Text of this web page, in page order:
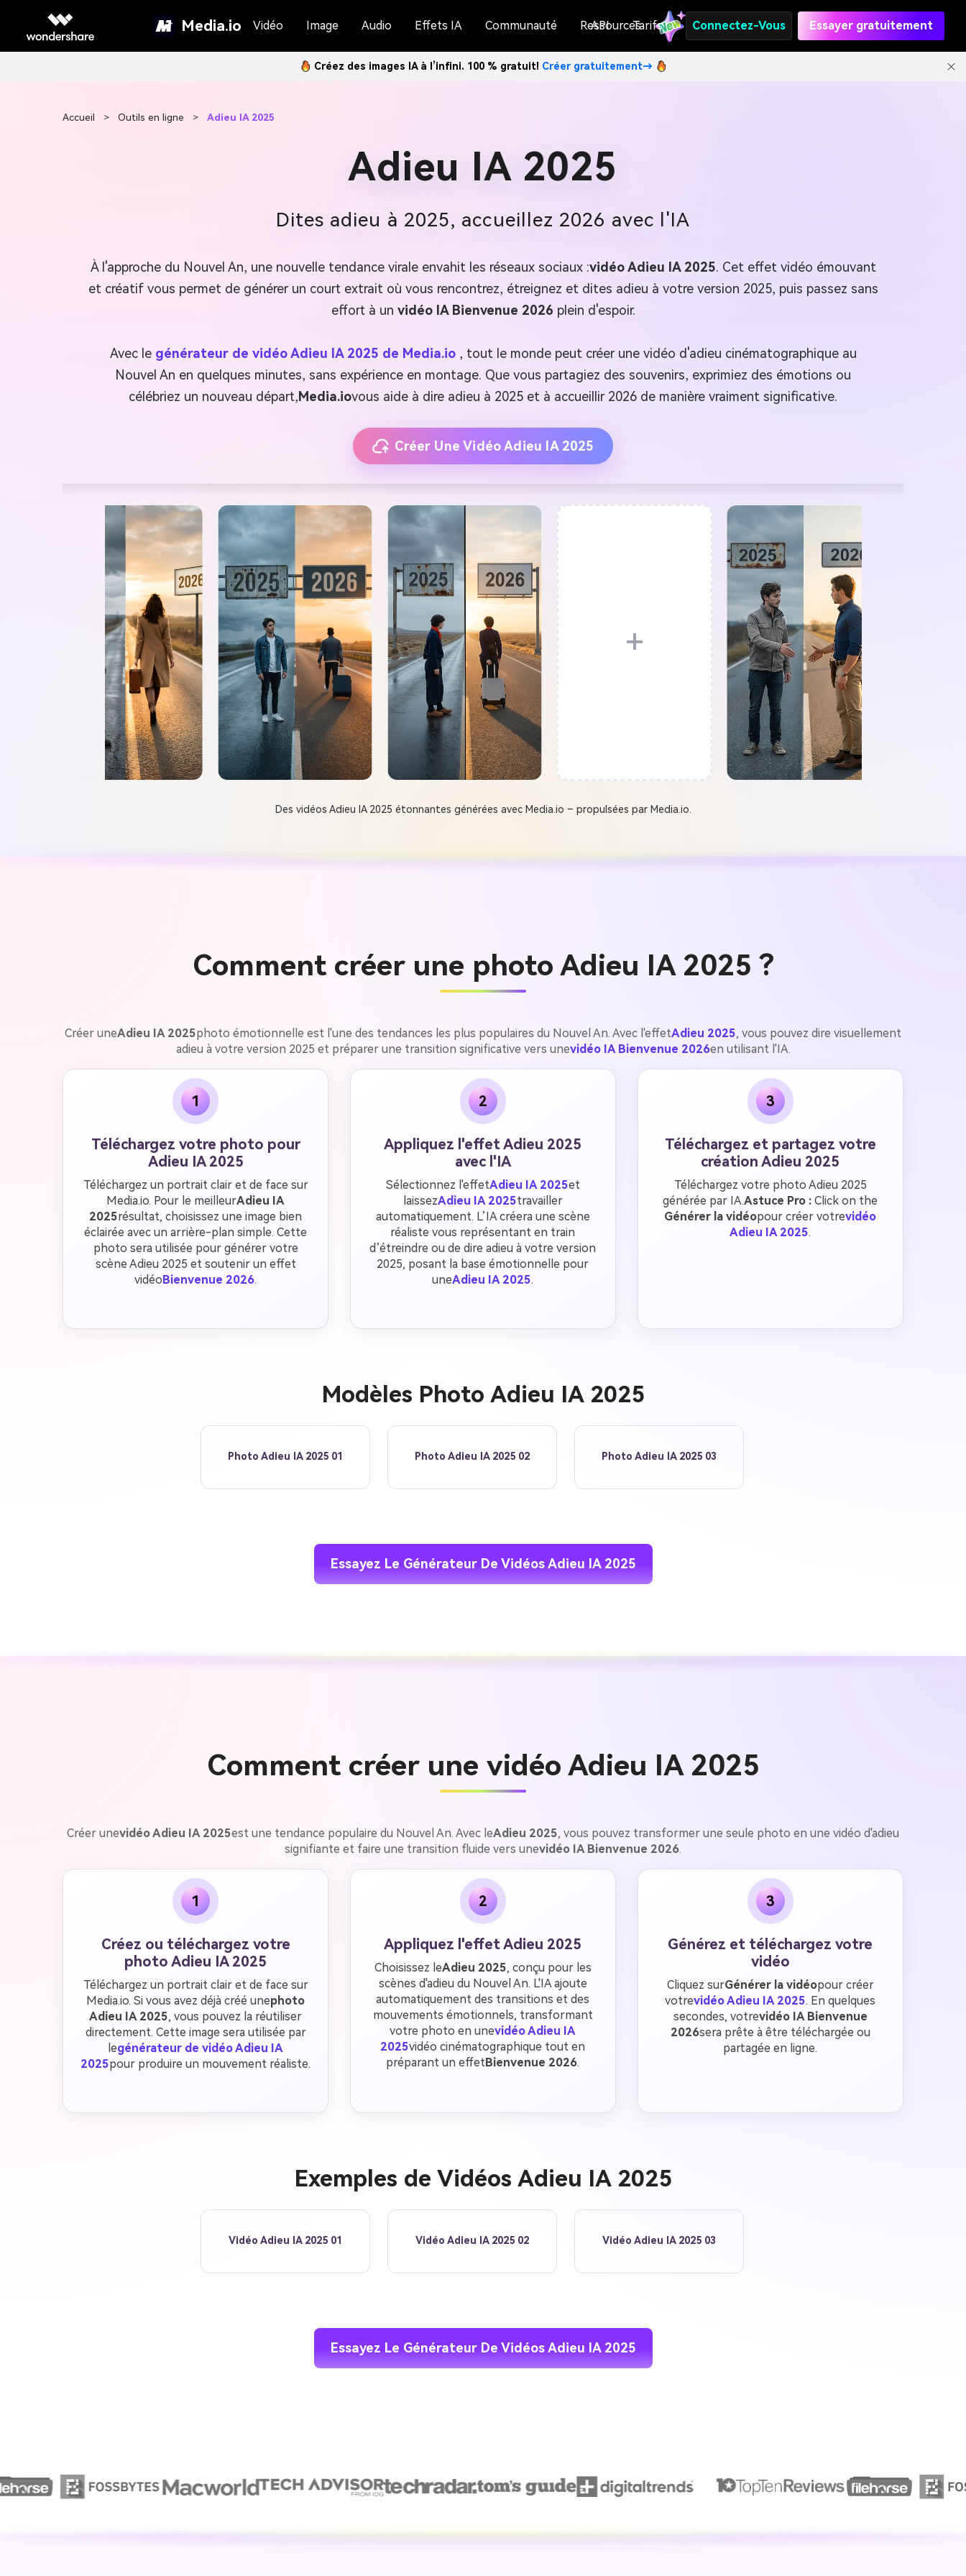
Media.io Vidéo Image Audio Effets IA Communauté Ressources
API Tarifs Connectez-Vous Essayer gratuitement
Créez des images IA à l’infini. 100 % gratuit! Créer gratuitement→
Accueil > Outils en ligne > Adieu IA 2025
Adieu IA 2025
Dites adieu à 2025, accueillez 2026 avec l'IA
À l'approche du Nouvel An, une nouvelle tendance virale envahit les réseaux sociaux :vidéo Adieu IA 2025. Cet effet vidéo émouvant
et créatif vous permet de générer un court extrait où vous rencontrez, étreignez et dites adieu à votre version 2025, puis passez sans
effort à un vidéo IA Bienvenue 2026 plein d'espoir.
Avec le générateur de vidéo Adieu IA 2025 de Media.io , tout le monde peut créer une vidéo d'adieu cinématographique au
Nouvel An en quelques minutes, sans expérience en montage. Que vous partagiez des souvenirs, exprimiez des émotions ou
célébriez un nouveau départ,Media.iovous aide à dire adieu à 2025 et à accueillir 2026 de manière vraiment significative.
Créer Une Vidéo Adieu IA 2025
+
Des vidéos Adieu IA 2025 étonnantes générées avec Media.io – propulsées par Media.io.
Comment créer une photo Adieu IA 2025 ?
Créer uneAdieu IA 2025photo émotionnelle est l'une des tendances les plus populaires du Nouvel An. Avec l'effetAdieu 2025, vous pouvez dire visuellement
adieu à votre version 2025 et préparer une transition significative vers unevidéo IA Bienvenue 2026en utilisant l'IA.
1
Téléchargez votre photo pour
Adieu IA 2025
Téléchargez un portrait clair et de face sur
Media.io. Pour le meilleurAdieu IA
2025résultat, choisissez une image bien
éclairée avec un arrière-plan simple. Cette
photo sera utilisée pour générer votre
scène Adieu 2025 et soutenir un effet
vidéoBienvenue 2026.
2
Appliquez l'effet Adieu 2025
avec l'IA
Sélectionnez l'effetAdieu IA 2025et
laissezAdieu IA 2025travailler
automatiquement. L’IA créera une scène
réaliste vous représentant en train
d’étreindre ou de dire adieu à votre version
2025, posant la base émotionnelle pour
uneAdieu IA 2025.
3
Téléchargez et partagez votre
création Adieu 2025
Téléchargez votre photo Adieu 2025
générée par IA.Astuce Pro : Click on the
Générer la vidéopour créer votrevidéo
Adieu IA 2025.
Modèles Photo Adieu IA 2025
Photo Adieu IA 2025 01 Photo Adieu IA 2025 02 Photo Adieu IA 2025 03
Essayez Le Générateur De Vidéos Adieu IA 2025
Comment créer une vidéo Adieu IA 2025
Créer unevidéo Adieu IA 2025est une tendance populaire du Nouvel An. Avec leAdieu 2025, vous pouvez transformer une seule photo en une vidéo d'adieu
signifiante et faire une transition fluide vers unevidéo IA Bienvenue 2026.
1
Créez ou téléchargez votre
photo Adieu IA 2025
Téléchargez un portrait clair et de face sur
Media.io. Si vous avez déjà créé unephoto
Adieu IA 2025, vous pouvez la réutiliser
directement. Cette image sera utilisée par
legénérateur de vidéo Adieu IA
2025pour produire un mouvement réaliste.
2
Appliquez l'effet Adieu 2025
Choisissez leAdieu 2025, conçu pour les
scènes d'adieu du Nouvel An. L'IA ajoute
automatiquement des transitions et des
mouvements émotionnels, transformant
votre photo en unevidéo Adieu IA
2025vidéo cinématographique tout en
préparant un effetBienvenue 2026.
3
Générez et téléchargez votre
vidéo
Cliquez surGénérer la vidéopour créer
votrevidéo Adieu IA 2025. En quelques
secondes, votrevidéo IA Bienvenue
2026sera prête à être téléchargée ou
partagée en ligne.
Exemples de Vidéos Adieu IA 2025
Vidéo Adieu IA 2025 01 Vidéo Adieu IA 2025 02 Vidéo Adieu IA 2025 03
Essayez Le Générateur De Vidéos Adieu IA 2025
Créez des images IA
à l’infini. 100 %